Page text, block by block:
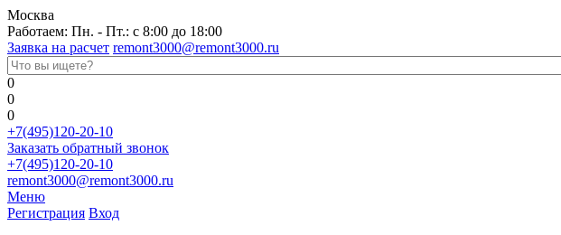
Москва
Работаем: Пн. - Пт.: с 8:00 до 18:00
Заявка на расчет remont3000@remont3000.ru
0
0
0
+7(495)120-20-10
Заказать обратный звонок
+7(495)120-20-10
remont3000@remont3000.ru
Меню
Регистрация Вход